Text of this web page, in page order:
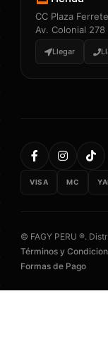
CC Plaza
Av. Colonial 278
Llegar
VISA MC
© FAGY PERU ®.
Términos y
Formas de Pago